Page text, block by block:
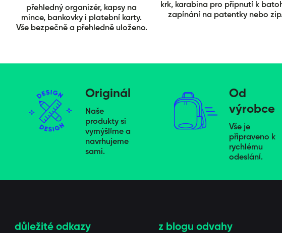
přehledný organizér, kapsy na
mince, bankovky i platební karty.
Vše bezpečně a přehledně uloženo.
krk, karabina pro připnutí k
zapínání na patentky nebo zip.
Originál
Naše
produkty si
vymýšlíme a
navrhujeme
sami.
Od
výrobce
Vše je
připraveno k
rychlému
odeslání.
důležité odkazy z blogu odvahy